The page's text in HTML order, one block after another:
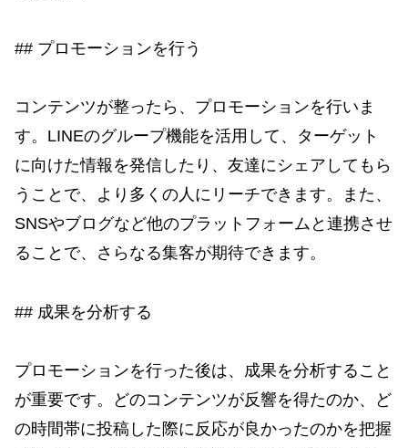
## プロモーションを行う
コンテンツが整ったら、プロモーションを行いま
す。LINEのグループ機能を活用して、ターゲット
に向けた情報を発信したり、友達にシェアしてもら
うことで、より多くの人にリーチできます。また、
SNSやブログなど他のプラットフォームと連携させ
ることで、さらなる集客が期待できます。
## 成果を分析する
プロモーションを行った後は、成果を分析すること
が重要です。どのコンテンツが反響を得たのか、ど
の時間帯に投稿した際に反応が良かったのかを把握